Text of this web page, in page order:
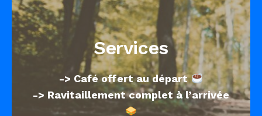
Services
-> Café offert au départ
-> Ravitaillement complet à l’arrivée